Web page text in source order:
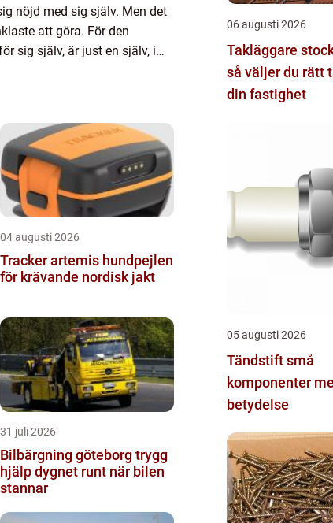
nöjd med sig själv. Men det
att göra. För den
sig själv, är just en själv, i
04 augusti 2026
Tracker artemis hundpejlen
för krävande nordisk jakt
31 juli 2026
Bilbärgning göteborg trygg
hjälp dygnet runt när bilen
stannar
06 augusti 2026
Takläggare
så väljer du rätt
din fastighet
05 augusti 2026
Tändstift små
komponenter
betydelse